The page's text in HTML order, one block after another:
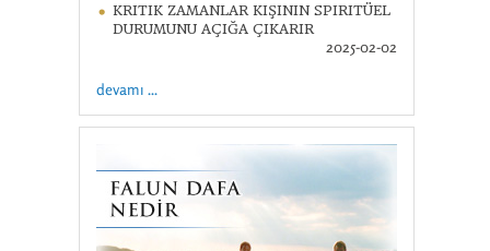
KRITIK ZAMANLAR KIŞININ SPIRITÜEL
DURUMUNU AÇIĞA ÇIKARIR
2025-02-02
devamı ...